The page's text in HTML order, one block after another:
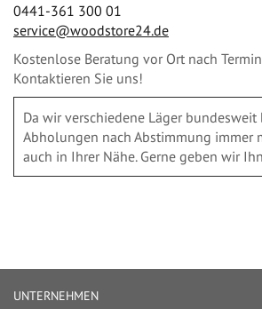
0441-361 300 01
service@woodstore24.de
Kostenlose Beratung vor Ort nach
Kontaktieren Sie uns!
Da wir verschiedene Läger
Abholungen nach Abstimmung immer
auch in Ihrer Nähe. Gerne geben wir
UNTERNEHMEN